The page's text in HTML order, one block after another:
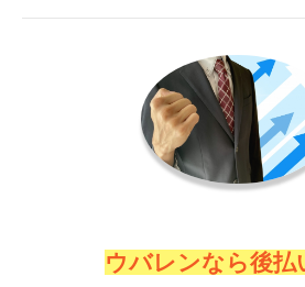
ウバレンなら後払